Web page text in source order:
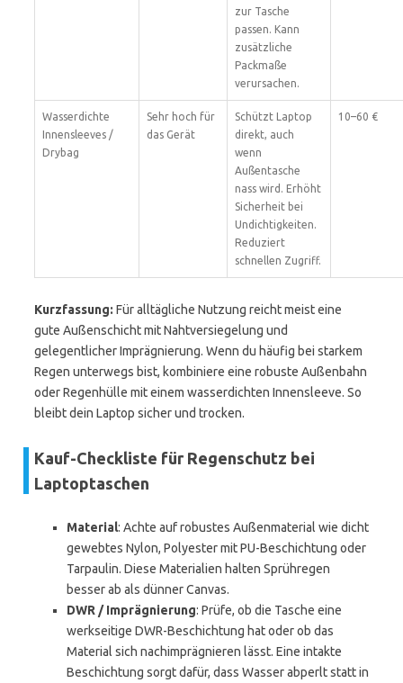
zur Tasche
passen. Kann
zusätzliche
Packmaße
verursachen.
Wasserdichte
Innensleeves /
Drybag
Sehr hoch für
das Gerät
Schützt Laptop
direkt, auch
wenn
Außentasche
nass wird. Erhöht
Sicherheit bei
Undichtigkeiten.
Reduziert
schnellen Zugriff.
10–60 €
Kurzfassung: Für alltägliche Nutzung reicht meist eine
gute Außenschicht mit Nahtversiegelung und
gelegentlicher Imprägnierung. Wenn du häufig bei starkem
Regen unterwegs bist, kombiniere eine robuste Außenbahn
oder Regenhülle mit einem wasserdichten Innensleeve. So
bleibt dein Laptop sicher und trocken.
Kauf-Checkliste für Regenschutz bei
Laptoptaschen
Material: Achte auf robustes Außenmaterial wie dicht
gewebtes Nylon, Polyester mit PU-Beschichtung oder
Tarpaulin. Diese Materialien halten Sprühregen
besser ab als dünner Canvas.
DWR / Imprägnierung: Prüfe, ob die Tasche eine
werkseitige DWR-Beschichtung hat oder ob das
Material sich nachimprägnieren lässt. Eine intakte
Beschichtung sorgt dafür, dass Wasser abperlt statt in